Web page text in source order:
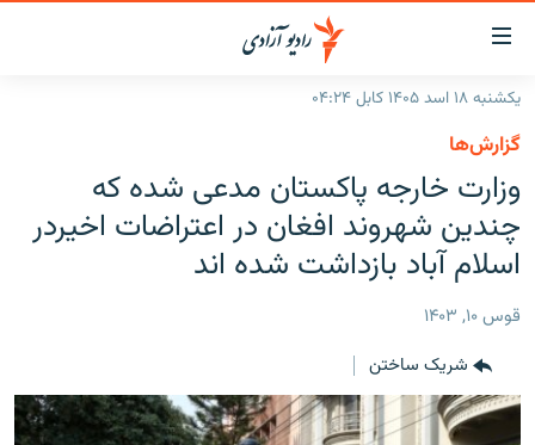
لینک‌های
قابل
دسترسی
بازگشت
متن
اصلی
بازگشت
اصلی
صفحه
جستجو
گزارش‌ها
افغانستان
منطقه
خبرها
افغانستان
جدول نشرات
مجموعه تصویری
ورزش
یکشنبه ۱۸ اسد ۱۴۰۵ کابل ۰۴:۲۴
گزارش‌ها
وزارت خارجه پاکستان مدعی شده که
چندین شهروند افغان در اعتراضات اخیردر
اسلام آباد بازداشت شده اند
قوس ۱۰, ۱۴۰۳
شریک ساختن